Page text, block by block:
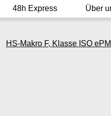
48h Express Über
HS-Makro F, Klasse ISO